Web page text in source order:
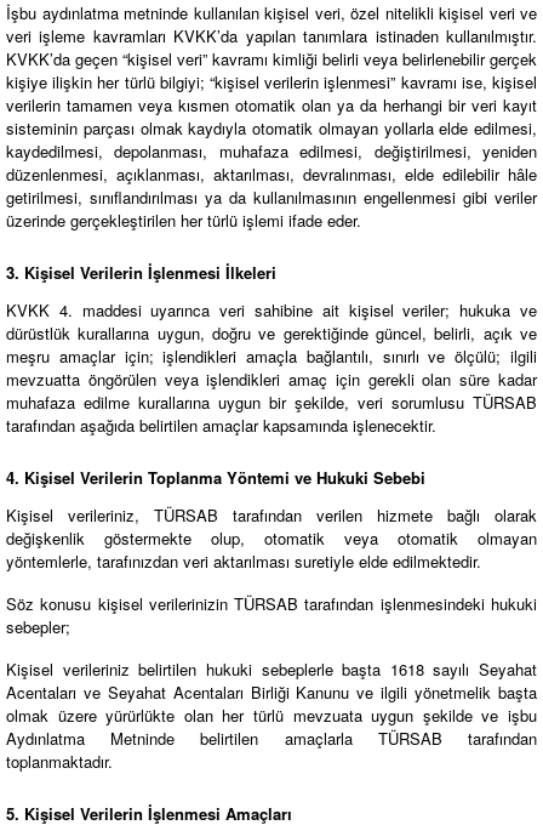
İşbu aydınlatma metninde kullanılan kişisel veri, özel nitelikli kişisel veri ve
veri işleme kavramları KVKK’da yapılan tanımlara istinaden kullanılmıştır.
KVKK’da geçen “kişisel veri” kavramı kimliği belirli veya belirlenebilir gerçek
kişiye ilişkin her türlü bilgiyi; “kişisel verilerin işlenmesi” kavramı ise, kişisel
verilerin tamamen veya kısmen otomatik olan ya da herhangi bir veri kayıt
sisteminin parçası olmak kaydıyla otomatik olmayan yollarla elde edilmesi,
kaydedilmesi, depolanması, muhafaza edilmesi, değiştirilmesi, yeniden
düzenlenmesi, açıklanması, aktarılması, devralınması, elde edilebilir hâle
getirilmesi, sınıflandırılması ya da kullanılmasının engellenmesi gibi veriler
üzerinde gerçekleştirilen her türlü işlemi ifade eder.
3. Kişisel Verilerin İşlenmesi İlkeleri
KVKK 4. maddesi uyarınca veri sahibine ait kişisel veriler; hukuka ve
dürüstlük kurallarına uygun, doğru ve gerektiğinde güncel, belirli, açık ve
meşru amaçlar için; işlendikleri amaçla bağlantılı, sınırlı ve ölçülü; ilgili
mevzuatta öngörülen veya işlendikleri amaç için gerekli olan süre kadar
muhafaza edilme kurallarına uygun bir şekilde, veri sorumlusu TÜRSAB
tarafından aşağıda belirtilen amaçlar kapsamında işlenecektir.
4. Kişisel Verilerin Toplanma Yöntemi ve Hukuki Sebebi
Kişisel verileriniz, TÜRSAB tarafından verilen hizmete bağlı olarak
değişkenlik göstermekte olup, otomatik veya otomatik olmayan
yöntemlerle, tarafınızdan veri aktarılması suretiyle elde edilmektedir.
Söz konusu kişisel verilerinizin TÜRSAB tarafından işlenmesindeki hukuki
sebepler;
Kişisel verileriniz belirtilen hukuki sebeplerle başta 1618 sayılı Seyahat
Acentaları ve Seyahat Acentaları Birliği Kanunu ve ilgili yönetmelik başta
olmak üzere yürürlükte olan her türlü mevzuata uygun şekilde ve işbu
Aydınlatma Metninde belirtilen amaçlarla TÜRSAB tarafından
toplanmaktadır.
5. Kişisel Verilerin İşlenmesi Amaçları